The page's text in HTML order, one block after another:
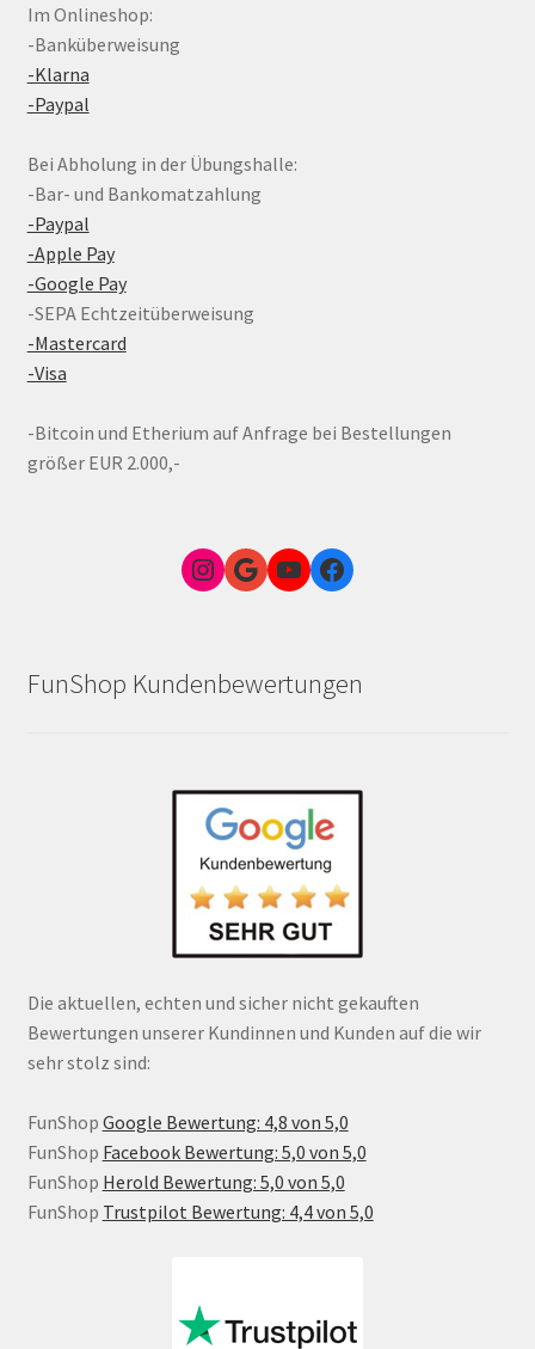
Im Onlineshop:
-Banküberweisung
-Klarna
-Paypal
Bei Abholung in der Übungshalle:
-Bar- und Bankomatzahlung
-Paypal
-Apple Pay
-Google Pay
-SEPA Echtzeitüberweisung
-Mastercard
-Visa
-Bitcoin und Etherium auf Anfrage bei Bestellungen
größer EUR 2.000,-
Instagram
Google Link zum FunShop WienYouTubeFacebook
FunShop Kundenbewertungen
Die aktuellen, echten und sicher nicht gekauften
Bewertungen unserer Kundinnen und Kunden auf die wir
sehr stolz sind:
FunShop Google Bewertung: 4,8 von 5,0
FunShop Facebook Bewertung: 5,0 von 5,0
FunShop Herold Bewertung: 5,0 von 5,0
FunShop Trustpilot Bewertung: 4,4 von 5,0